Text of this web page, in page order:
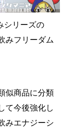
シリーズの
みフリーダム
似商品に分類
て今後強化し
みエナジーシ